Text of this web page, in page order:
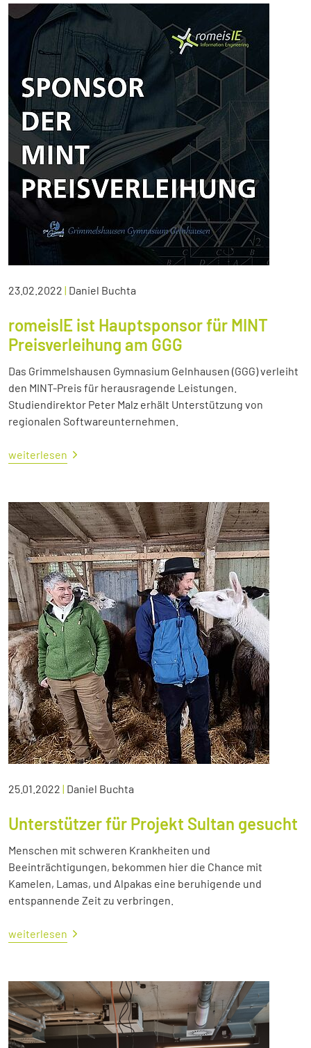
23.02.2022 | Daniel Buchta
romeisIE ist Hauptsponsor für MINT
Preisverleihung am GGG
Das Grimmelshausen Gymnasium Gelnhausen (GGG) verleiht
den MINT-Preis für herausragende Leistungen.
Studiendirektor Peter Malz erhält Unterstützung von
regionalen Softwareunternehmen.
weiterlesen
25.01.2022 | Daniel Buchta
Unterstützer für Projekt Sultan gesucht
Menschen mit schweren Krankheiten und
Beeinträchtigungen, bekommen hier die Chance mit
Kamelen, Lamas, und Alpakas eine beruhigende und
entspannende Zeit zu verbringen.
weiterlesen